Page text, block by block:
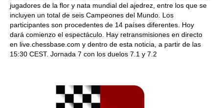
jugadores de la flor y nata mundial del ajedrez, entre los que se
incluyen un total de seis Campeones del Mundo. Los
participantes son procedentes de 14 países diferentes. Hoy
dará comienzo el espectáculo. Hay retransmisiones en directo
en live.chessbase.com y dentro de esta noticia, a partir de las
15:30 CEST. Jornada 7 con los duelos 7.1 y 7.2